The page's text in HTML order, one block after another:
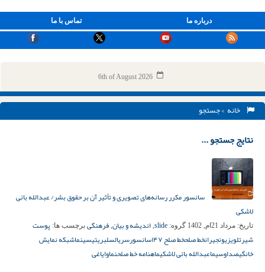
تماس با ما درباره ما
6th of August 2026
خانه > جستجو
نتایج جستجو ...
سانسور مکرر رسانه‌های تصویری و تأثیر آن بر حقوق بشر/ عبدالله بائی
لاشکی
تاریخ: مرداد 21ام, 1402 گروه: slide
, اندیشه و بیان, فرهنگی برچسب ها: پوست
شیرتلویزیونجیرانخط صلحخط صلح ۱۴۷ سانسورسریالسلبریتیسینماشبکه نمایش
خانگیصداوسیماعبدالله بائی لاشکیماهنامه خط صلحنماوایاغی